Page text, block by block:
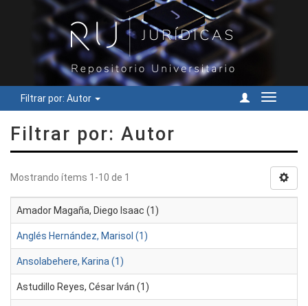
Filtrar por: Autor
Cambiar
Filtrar por: Autor
Mostrando ítems 1-10 de 1
Amador Magaña, Diego Isaac (1)
Anglés Hernández, Marisol (1)
Ansolabehere, Karina (1)
Astudillo Reyes, César Iván (1)